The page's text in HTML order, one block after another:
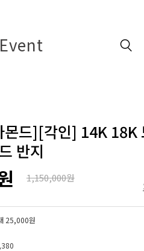
Event
몬드][각인] 14K 18K
반지
1,150,000원
25,000원